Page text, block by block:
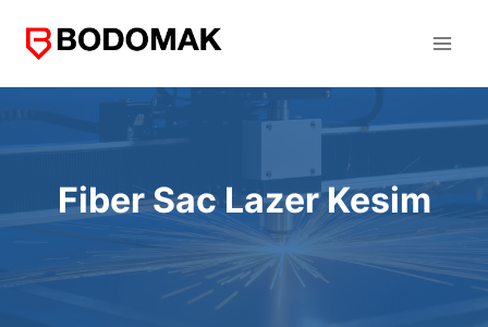
Fiber Sac Lazer Kesim